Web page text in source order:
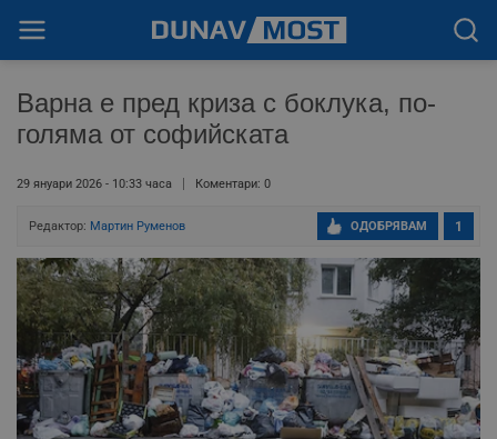
Варна е пред криза с боклука, по-
голяма от софийската
29 януари 2026 - 10:33 часа Коментари: 0
Редактор: Мартин Руменов 1
ОДОБРЯВАМ